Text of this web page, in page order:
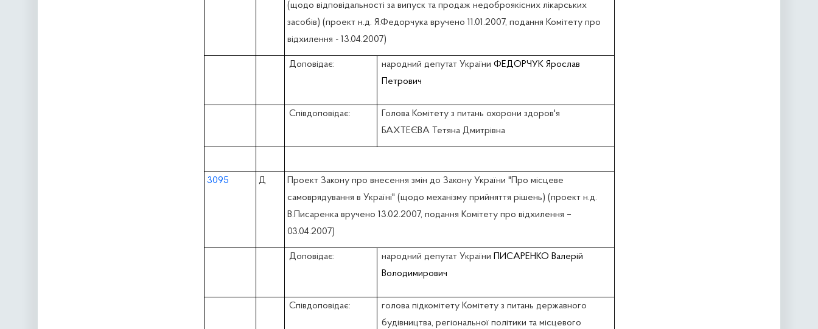
(щодо відповідальності за випуск та продаж недоброякісних лікарських
засобів) (проект н.д. Я.Федорчука вручено 11.01.2007, подання Комітету про
відхилення - 13.04.2007)
Доповідає: народний депутат України ФЕДОРЧУК Ярослав
Петрович
Співдоповідає:
Голова Комітету з питань охорони здоров'я
БАХТЕЄВА Тетяна Дмитрівна
3095 Д
Проект Закону про внесення змін до Закону України "Про місцеве
самоврядування в Україні" (щодо механізму прийняття рішень) (проект н.д.
В.Писаренка вручено 13.02.2007, подання Комітету про відхилення –
03.04.2007)
Доповідає: народний депутат України
ПИСАРЕНКО Валерій
Володимирович
Співдоповідає:
голова підкомітету Комітету з питань державного
будівництва, регіональної політики та місцевого